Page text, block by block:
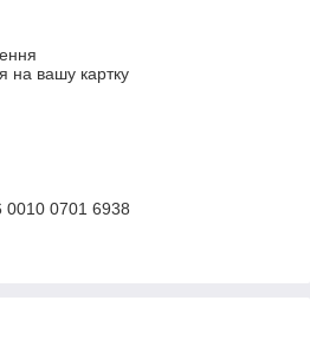
на вашу картку
0010 0701 6938